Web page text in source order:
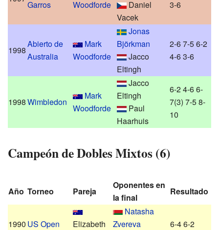
Garros Woodforde
Daniel
Vacek
3-6
1998
Abierto de
Australia
Mark
Woodforde
Jonas
Björkman
Jacco
Eltingh
2-6 7-5 6-2
4-6 3-6
1998Wimbledon
Mark
Woodforde
Jacco
Eltingh
Paul
Haarhuis
6-2 4-6 6-
7(3) 7-5 8-
10
Campeón de Dobles Mixtos (6)
Año Torneo Pareja
Oponentes en
la final
Resultado
1990 US Open
Elizabeth
Natasha
Zvereva
6-4 6-2